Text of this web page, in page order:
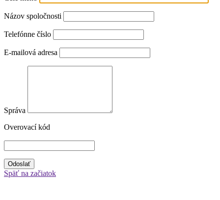
Názov spoločnosti
Telefónne číslo
E-mailová adresa
Správa
Overovací kód
Odoslať
Späť na začiatok